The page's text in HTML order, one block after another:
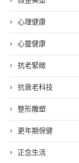
心理健康
心靈健康
抗老緊緻
抗衰老科技
整形雕塑
更年期保健
正念生活